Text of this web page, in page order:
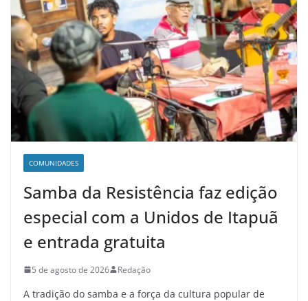
COMUNIDADES
Samba da Resistência faz edição
especial com a Unidos de Itapuã
e entrada gratuita
5 de agosto de 2026 Redação
A tradição do samba e a força da cultura popular de